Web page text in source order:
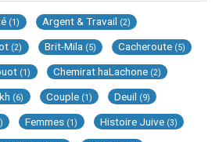
(1) Argent & Travail (2)
(2) Brit-Mila (5) Cacheroute (5)
(1) Chemirat haLachone (2)
(6) Couple (1) Deuil (9)
Femmes (1) Histoire Juive (3)